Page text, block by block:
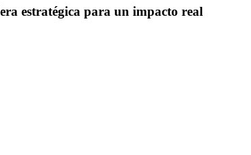
estratégica para un impacto real